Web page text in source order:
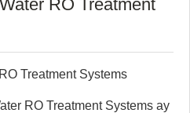
RO Treatment
Treatment Systems
RO Treatment Systems ay